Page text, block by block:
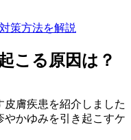
策方法を解説
こる原因は？
膚疾患を紹介しました
やかゆみを引き起こすケ